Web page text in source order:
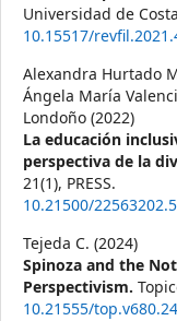
Universidad de
10.15517/
Alexandra Hurtado
Ángela María
Londoño (2022)
La educación
perspectiva de la
21(1), PRESS.
10.21500/
Tejeda C. (2024)
Spinoza and the
Perspectivism.
10.21555/